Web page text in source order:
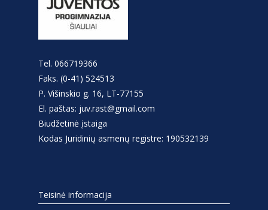
Tel. 066719366
Faks. (0-41) 524513
P. Višinskio g. 16, LT-77155
El. paštas: juv.rast@gmail.com
Biudžetinė įstaiga
Kodas Juridinių asmenų registre: 190532139
Teisinė informacija